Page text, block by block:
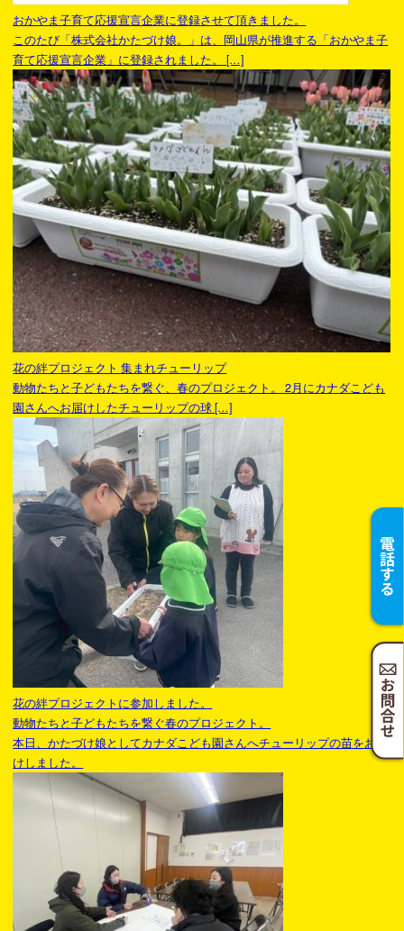
おかやま子育て応援宣言企業に登録させて頂きました。
このたび「株式会社かたづけ娘。」は、岡山県が推進する「おかやま子
育て応援宣言企業」に登録されました。 […]
花の絆プロジェクト 集まれチューリップ
動物たちと子どもたちを繋ぐ、春のプロジェクト。 2月にカナダこども
園さんへお届けしたチューリップの球 […]
花の絆プロジェクトに参加しました。
動物たちと子どもたちを繋ぐ春のプロジェクト。
本日、かたづけ娘としてカナダこども園さんへチューリップの苗をお届
けしました。